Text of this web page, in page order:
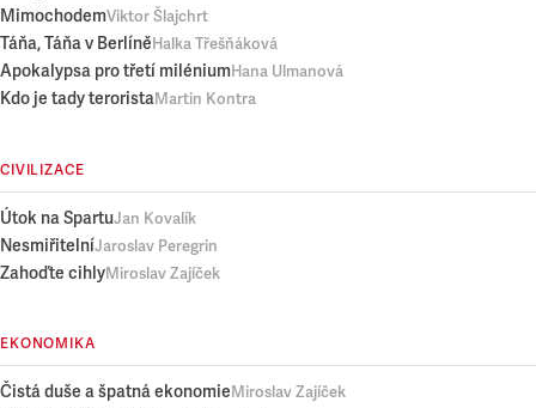
MimochodemViktor Šlajchrt
Táňa, Táňa v BerlíněHalka Třešňáková
Apokalypsa pro třetí miléniumHana Ulmanová
Kdo je tady teroristaMartin Kontra
CIVILIZACE
Útok na SpartuJan Kovalík
NesmiřitelníJaroslav Peregrin
Zahoďte cihlyMiroslav Zajíček
EKONOMIKA
Čistá duše a špatná ekonomieMiroslav Zajíček